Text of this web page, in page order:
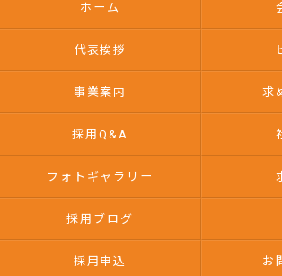
ホーム
代表挨拶
事業案内 求
採用Q&A
フォトギャラリー
採用ブログ
採用申込 お